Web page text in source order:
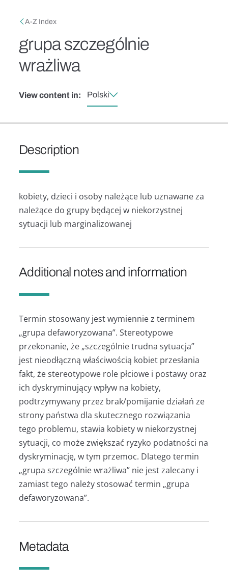
Breadcrumb
A-Z Index
grupa szczególnie
wrażliwa
View content in: Polski
Description
kobiety, dzieci i osoby należące lub uznawane za
należące do grupy będącej w niekorzystnej
sytuacji lub marginalizowanej
Additional notes and information
Termin stosowany jest wymiennie z terminem
„grupa defaworyzowana”. Stereotypowe
przekonanie, że „szczególnie trudna sytuacja”
jest nieodłączną właściwością kobiet przesłania
fakt, że stereotypowe role płciowe i postawy oraz
ich dyskryminujący wpływ na kobiety,
podtrzymywany przez brak/pomijanie działań ze
strony państwa dla skutecznego rozwiązania
tego problemu, stawia kobiety w niekorzystnej
sytuacji, co może zwiększać ryzyko podatności na
dyskryminację, w tym przemoc. Dlatego termin
„grupa szczególnie wrażliwa” nie jest zalecany i
zamiast tego należy stosować termin „grupa
defaworyzowana”.
Metadata